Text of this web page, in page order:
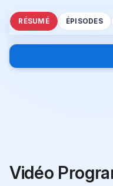
RÉSUMÉ ÉPISODES
Vidéo